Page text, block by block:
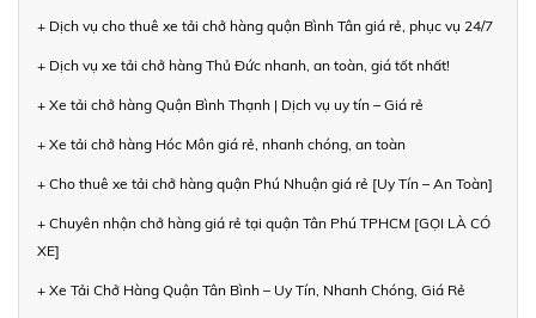
+ Dịch vụ cho thuê xe tải chở hàng quận Bình Tân giá rẻ, phục vụ 24/7
+ Dịch vụ xe tải chở hàng Thủ Đức nhanh, an toàn, giá tốt nhất!
+ Xe tải chở hàng Quận Bình Thạnh | Dịch vụ uy tín – Giá rẻ
+ Xe tải chở hàng Hóc Môn giá rẻ, nhanh chóng, an toàn
+ Cho thuê xe tải chở hàng quận Phú Nhuận giá rẻ [Uy Tín – An Toàn]
+ Chuyên nhận chở hàng giá rẻ tại quận Tân Phú TPHCM [GỌI LÀ CÓ
XE]
+ Xe Tải Chở Hàng Quận Tân Bình – Uy Tín, Nhanh Chóng, Giá Rẻ